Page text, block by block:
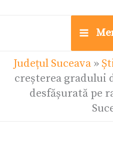
Județul Suceava»
creșterea gradului
desfășurată pe